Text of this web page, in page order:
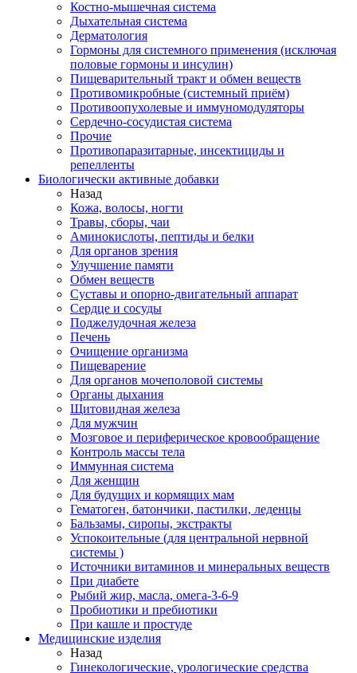
Костно-мышечная система
Дыхательная система
Дерматология
Гормоны для системного применения (исключая
половые гормоны и инсулин)
Пищеварительный тракт и обмен веществ
Противомикробные (системный приём)
Противоопухолевые и иммуномодуляторы
Сердечно-сосудистая система
Прочие
Противопаразитарные, инсектициды и
репелленты
Биологически активные добавки
Назад
Кожа, волосы, ногти
Травы, сборы, чаи
Аминокислоты, пептиды и белки
Для органов зрения
Улучшение памяти
Обмен веществ
Суставы и опорно-двигательный аппарат
Сердце и сосуды
Поджелудочная железа
Печень
Очищение организма
Пищеварение
Для органов мочеполовой системы
Органы дыхания
Щитовидная железа
Для мужчин
Мозговое и периферическое кровообращение
Контроль массы тела
Иммунная система
Для женщин
Для будущих и кормящих мам
Гематоген, батончики, пастилки, леденцы
Бальзамы, сиропы, экстракты
Успокоительные (для центральной нервной
системы )
Источники витаминов и минеральных веществ
При диабете
Рыбий жир, масла, омега-3-6-9
Пробиотики и пребиотики
При кашле и простуде
Медицинские изделия
Назад
Гинекологические, урологические средства